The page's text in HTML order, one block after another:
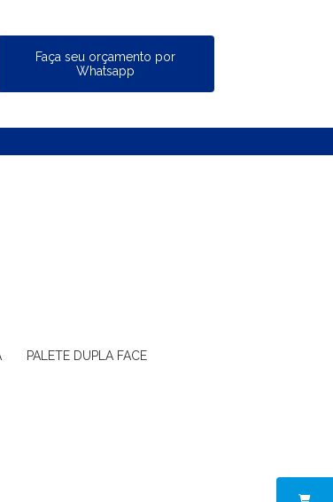
Faça seu orçamento por
Whatsapp
PALETE DUPLA FACE